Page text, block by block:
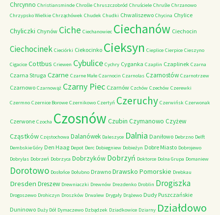
Chrcynno Christiansminde Chrośle Chruszczobród Chruściele Chruśle Chrzanowo
Chrzypsko Wielkie Chrząchówek Chudek Chudki Chwaliszewo Chycina Chylice
Chyliczki Chynów Ciche Ciechanowiec Ciechanów Ciechocin
Ciechocinek Cieciórki Ciekocinko Cieksyn Cieplice Cierpice Cieszyno
Cigacice Cottbus Criewen Cybulice Cychry Cyganka Czaplin Czaplinek Czarna
Czarna Struga Czarne Czarne Małe Czarnocin Czarnolas Czarnostów Czarnotrzew
Czarnowo Czarnowąż Czarny Piec Czarnów Czchów Czechów Czerewki
Czermno Czernice Borowe Czernikowo Czertyń Czeruchy Czerwińsk Czerwonak
Czerwone Czocha Czosnów Czubin Czymanowo Czyżew
Cząstków Częstochowa Dalanówek Daleszyce Dalnia Daniłowo Debrzno Delft
Dembskie Góry Den Haag Depot Derc Dobiegniew Dobieżyn Dobre Miasto Dobrojewo
Dobrylas Dobrzeń Dobrzyca Dobrzyków Dobrzyń Doktorce Dolna Grupa Domaniew
Dorotowo Dosłońce Dołubno Drawno Drawsko Pomorskie Drebkau
Dresden Dreszew Drewniaczki Drewnów Drezdenko Droblin Drogiszka
Drogoszewo Drohiczyn Droszków Drwalew Drygały Drążewo Dudy Puszczańskie
Duninowo Duży Dół Dymaczewo Dzbądzek Dziadkowice Dziarny Działdowo